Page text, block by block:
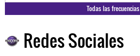
Todas las frecuencias
Redes Sociales